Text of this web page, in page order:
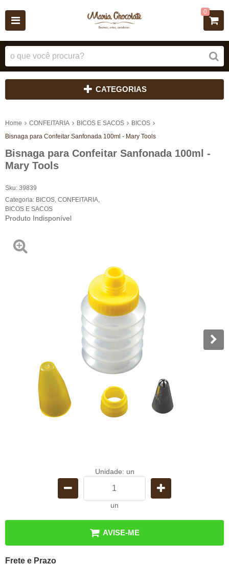
0
CATEGORIAS
Home CONFEITARIA BICOS E SACOS
BICOS
Bisnaga para Confeitar Sanfonada 100ml - Mary Tools
Bisnaga para Confeitar Sanfonada 100ml -
Mary Tools
Sku: 39839
Categoria: BICOS CONFEITARIA
BICOS E SACOS
Produto Indisponível
Unidade: un
un
AVISE-ME
Frete e Prazo